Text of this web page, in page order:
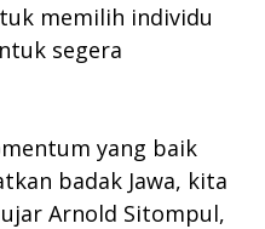
memilih individu
segera
yang baik
badak Jawa, kita
Arnold Sitompul,